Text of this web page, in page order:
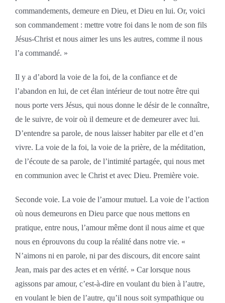
commandements, demeure en Dieu, et Dieu en lui. Or, voici
son commandement : mettre votre foi dans le nom de son fils
Jésus-Christ et nous aimer les uns les autres, comme il nous
l’a commandé. »
Il y a d’abord la voie de la foi, de la confiance et de
l’abandon en lui, de cet élan intérieur de tout notre être qui
nous porte vers Jésus, qui nous donne le désir de le connaître,
de le suivre, de voir où il demeure et de demeurer avec lui.
D’entendre sa parole, de nous laisser habiter par elle et d’en
vivre. La voie de la foi, la voie de la prière, de la méditation,
de l’écoute de sa parole, de l’intimité partagée, qui nous met
en communion avec le Christ et avec Dieu. Première voie.
Seconde voie. La voie de l’amour mutuel. La voie de l’action
où nous demeurons en Dieu parce que nous mettons en
pratique, entre nous, l’amour même dont il nous aime et que
nous en éprouvons du coup la réalité dans notre vie. «
N’aimons ni en parole, ni par des discours, dit encore saint
Jean, mais par des actes et en vérité. » Car lorsque nous
agissons par amour, c’est-à-dire en voulant du bien à l’autre,
en voulant le bien de l’autre, qu’il nous soit sympathique ou